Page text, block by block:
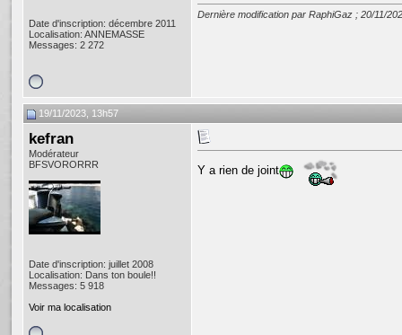
Date d'inscription: décembre 2011
Localisation: ANNEMASSE
Messages: 2 272
Dernière modification par RaphiGaz ; 20/11/
19/11/2023, 13h57
kefran
Modérateur
BFSVORORRR
Date d'inscription: juillet 2008
Localisation: Dans ton boule!!
Messages: 5 918
Voir ma localisation
Y a rien de joint